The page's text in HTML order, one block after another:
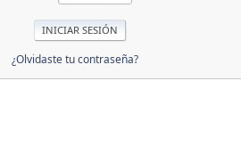
¿Olvidaste tu contraseña?